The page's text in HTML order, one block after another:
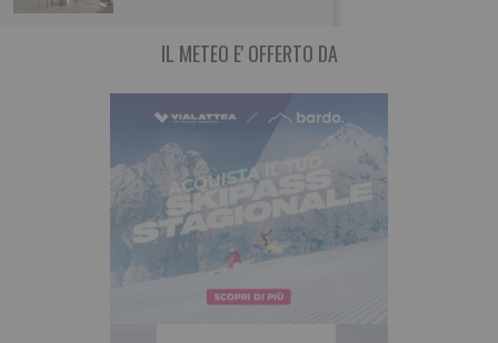
IL METEO E' OFFERTO DA